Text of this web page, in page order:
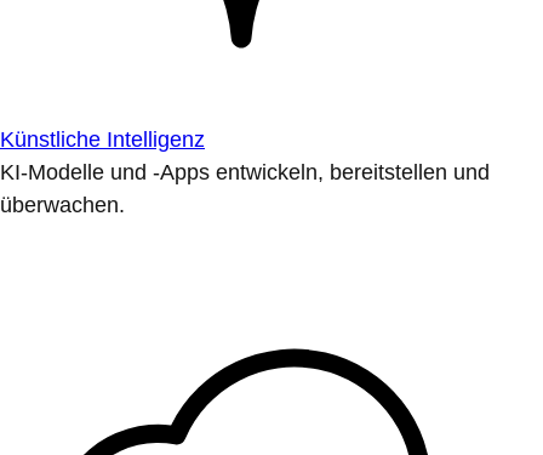
Künstliche Intelligenz
KI-Modelle und -Apps entwickeln, bereitstellen und
überwachen.